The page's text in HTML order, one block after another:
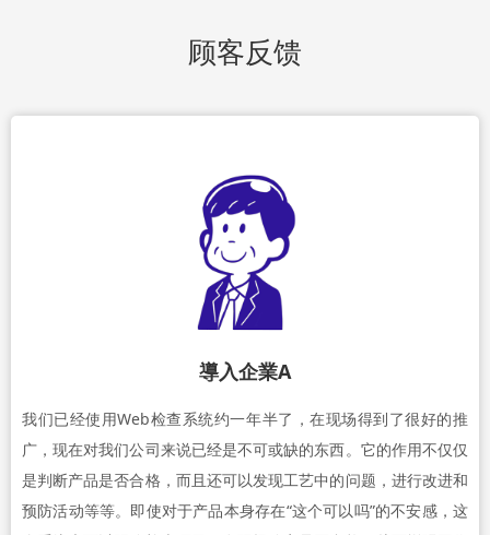
顾客反馈
導入企業A
我们已经使用Web检查系统约一年半了，在现场得到了很好的推
广，现在对我们公司来说已经是不可或缺的东西。它的作用不仅仅
是判断产品是否合格，而且还可以发现工艺中的问题，进行改进和
预防活动等等。即使对于产品本身存在“这个可以吗”的不安感，这